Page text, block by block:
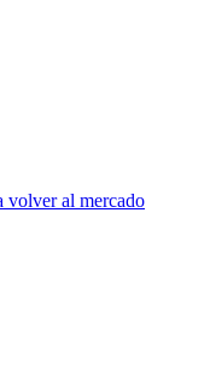
volver al mercado